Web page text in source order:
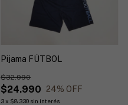
Pijama FÚTBOL
$24.990
$32.990
24% OFF
3 x $8.330 sin interés